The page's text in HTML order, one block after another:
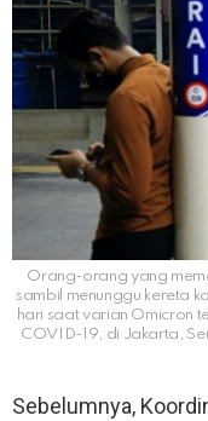
Orang-orang yang
sambil menunggu kereta
hari saat varian Omicron
COVID-19, di Jakarta,
Sebelumnya,